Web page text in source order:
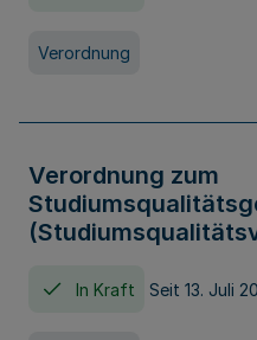
Verordnung
Verordnung zum
In Kraft Seit 13. Juli